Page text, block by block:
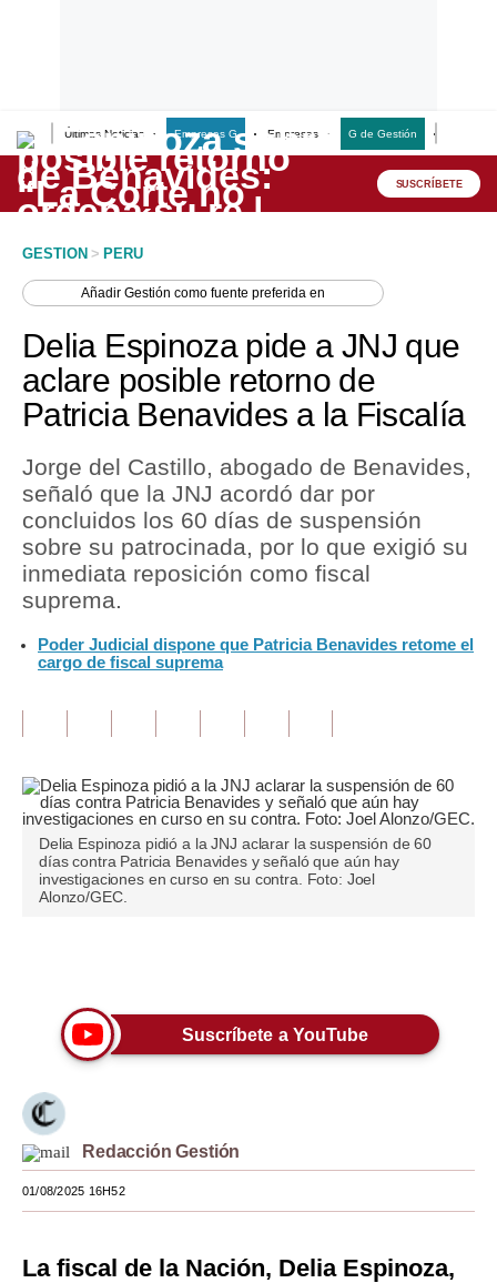
Últimas Noticias Empresas G Empresas G de Gestión
Lo último
Peru Quiosco
Economía
Mercados
Política
Tu Dinero
Finanzas Personales
Plus G
Opinión
Pregunta de hoy
Blogs
Tendencias
Moda
Mundo
EEUU
SUSCRÍBETE
GESTION > PERU
AñadirGestión como fuente preferida en
Delia Espinoza pide a JNJ que
aclare posible retorno de
Patricia Benavides a la Fiscalía
Jorge del Castillo, abogado de Benavides,
señaló que la JNJ acordó dar por
concluidos los 60 días de suspensión
sobre su patrocinada, por lo que exigió su
inmediata reposición como fiscal
suprema.
Poder Judicial dispone que Patricia Benavides retome el
cargo de fiscal suprema
Delia Espinoza pidió a la JNJ aclarar la suspensión de 60
días contra Patricia Benavides y señaló que aún hay
investigaciones en curso en su contra. Foto: Joel
Alonzo/GEC.
Suscríbete a YouTube
Redacción Gestión
01/08/2025 16H52
La fiscal de la Nación, Delia Espinoza,